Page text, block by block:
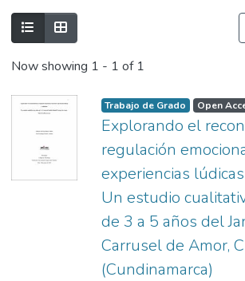
Grupos de Investigación
Show as listShow as grid
Now showing 1 - 1 of 1
Trabajo de Grado Open
Explorando el
regulación
experiencias
Un estudio
de 3 a 5 años del
Carrusel de Amor,
(Cundinamarca)